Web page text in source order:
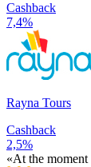
Cashback
7,4%
Rayna Tours
Cashback
2,5%
«At the